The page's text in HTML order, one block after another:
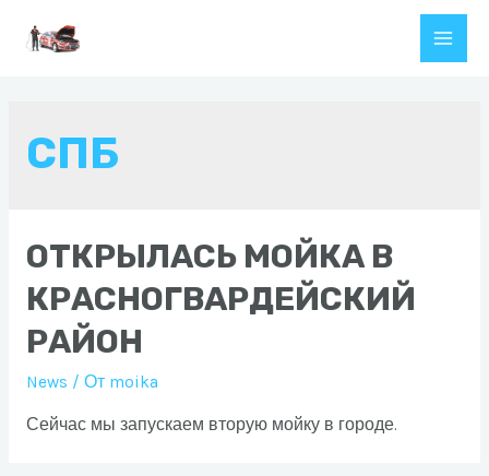
Main
СПБ
ОТКРЫЛАСЬ МОЙКА В
КРАСНОГВАРДЕЙСКИЙ
РАЙОН
News / От moika
Сейчас мы запускаем вторую мойку в городе.